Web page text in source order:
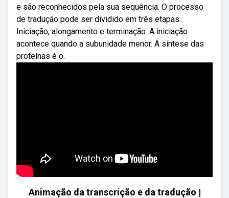
e são reconhecidos pela sua sequência. O processo
de tradução pode ser dividido em três etapas:
Iniciação, alongamento e terminação. A iniciação
acontece quando a subunidade menor. A síntese das
proteínas é o.
Animação da transcrição e da tradução |